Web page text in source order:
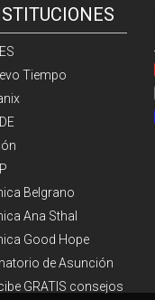
Tiempo
Belgrano
Ana Sthal
Good Hope
de Asunción
GRATIS consejos